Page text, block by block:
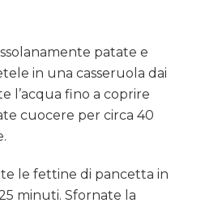
patate e
in una casseruola dai
l’acqua fino a coprire
cuocere per circa 40
le fettine di pancetta in
minuti. Sfornate la